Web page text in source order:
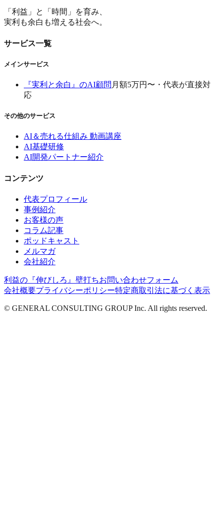
「利益」と「時間」を育み、
実利も余白も増える社会へ。
サービス一覧
メインサービス
『実利と余白』のAI顧問 月額5万円〜・代表が直接対
応
その他のサービス
AI＆売れる仕組み 動画講座
AI基礎研修
AI開発パートナー紹介
コンテンツ
代表プロフィール
事例紹介
お客様の声
コラム記事
ポッドキャスト
メルマガ
会社紹介
利益の『伸びしろ』壁打ちお問い合わせフォーム
会社概要プライバシーポリシー特定商取引法に基づく表示
© GENERAL CONSULTING GROUP Inc. All rights reserved.